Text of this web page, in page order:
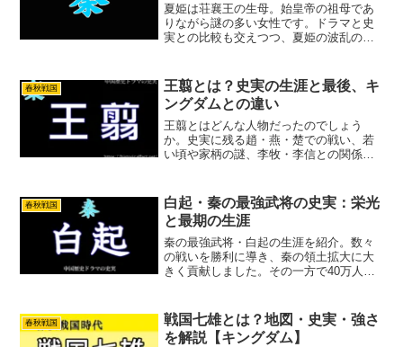
夏姫は荘襄王の生母。始皇帝の祖母であ
りながら謎の多い女性です。ドラマと史
実との比較も交えつつ、夏姫の波乱の人
春秋戦国
王翦とは？史実の生涯と最後、キ
ングダムとの違い
王翦とはどんな人物だったのでしょう
か。史実に残る趙・燕・楚での戦い、若
い頃や家柄の謎、李牧・李信との関係、
く紹介します。
春秋戦国
白起・秦の最強武将の史実：栄光
と最期の生涯
秦の最強武将・白起の生涯を紹介。数々
の戦いを勝利に導き、秦の領土拡大に大
きく貢献しました。その一方で40万人を
詳しく解説します。
春秋戦国
戦国七雄とは？地図・史実・強さ
を解説【キングダム】